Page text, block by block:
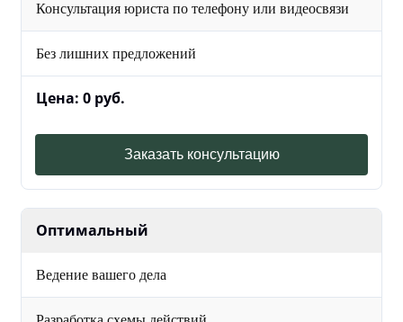
Консультация юриста по телефону или видеосвязи
Без лишних предложений
Цена: 0 руб.
Заказать консультацию
Оптимальный
Ведение вашего дела